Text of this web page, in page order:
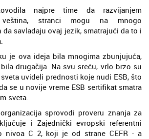
najpre time da razvijanjem
veština, stranci mogu na mnogo
savladaju ovaj jezik, smatrajući da to i
je ova ideja bila mnogima zbunjujuća,
drugačija. Na svu sreću, vrlo brzo su
uvideli prednosti koje nudi ESB, što
se u novije vreme ESB sertifikat smatra
sveta.
sprovodi proveru znanja za
i Zajednički evropski referentni
nivoa C 2, koji je od strane CEFR - a